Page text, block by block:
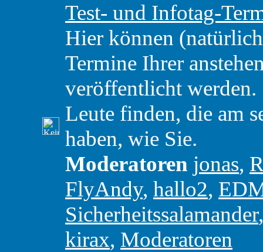
Test- und Infotag-
Hier können
Termine Ihrer
veröffentlicht werden.
Leute finden, die am
haben, wie Sie.
Moderatoren jonas,
FlyAndy, hallo2,
Sicherheitssalamander
kirax, Moderatoren